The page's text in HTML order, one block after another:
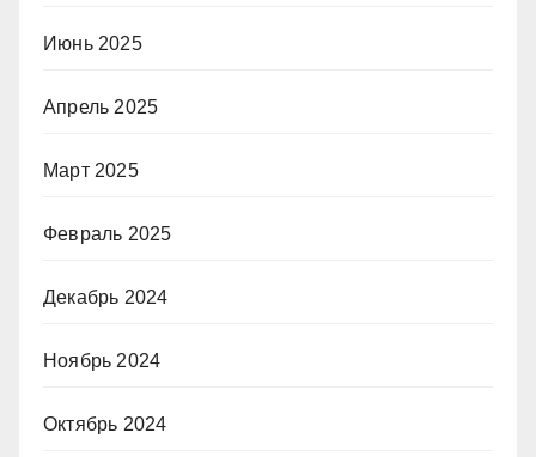
Июнь 2025
Апрель 2025
Март 2025
Февраль 2025
Декабрь 2024
Ноябрь 2024
Октябрь 2024